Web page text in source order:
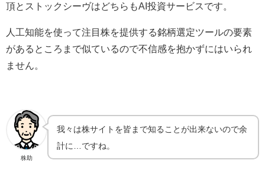
頂とストックシーヴはどちらもAI投資サービスです。
人工知能を使って注目株を提供する銘柄選定ツールの要素
があるところまで似ているので不信感を抱かずにはいられ
ません。
株助
我々は株サイトを皆まで知ることが出来ないので余
計に…ですね。